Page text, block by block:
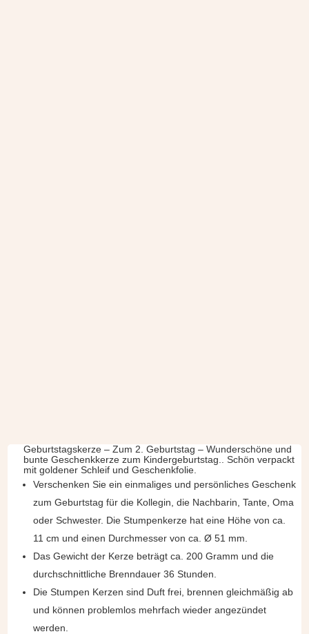
Geburtstagskerze – Zum 2. Geburtstag – Wunderschöne und
bunte Geschenkkerze zum Kindergeburtstag.. Schön verpackt
mit goldener Schleif und Geschenkfolie.
Verschenken Sie ein einmaliges und persönliches Geschenk
zum Geburtstag für die Kollegin, die Nachbarin, Tante, Oma
oder Schwester. Die Stumpenkerze hat eine Höhe von ca.
11 cm und einen Durchmesser von ca. Ø 51 mm.
Das Gewicht der Kerze beträgt ca. 200 Gramm und die
durchschnittliche Brenndauer 36 Stunden.
Die Stumpen Kerzen sind Duft frei, brennen gleichmäßig ab
und können problemlos mehrfach wieder angezündet
werden.